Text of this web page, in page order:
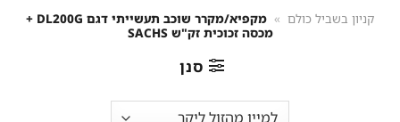
קניון בשביל כולם »
מקפיא/מקרר שוכב תעשייתי דגם DL200G +
מכסה זכוכית זק"ש SACHS
סנן